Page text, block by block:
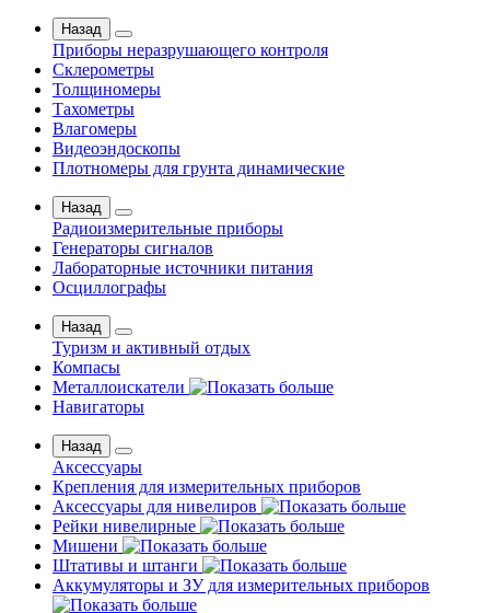
Назад
Приборы неразрушающего контроля
Склерометры
Толщиномеры
Тахометры
Влагомеры
Видеоэндоскопы
Плотномеры для грунта динамические
Назад
Радиоизмерительные приборы
Генераторы сигналов
Лабораторные источники питания
Осциллографы
Назад
Туризм и активный отдых
Компасы
Металлоискатели
Навигаторы
Назад
Аксессуары
Крепления для измерительных приборов
Аксессуары для нивелиров
Рейки нивелирные
Мишени
Штативы и штанги
Аккумуляторы и ЗУ для измерительных приборов